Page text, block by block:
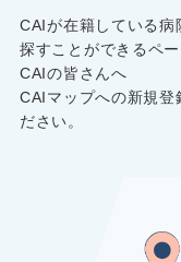
CAIの方へ
CAIが在籍している病
探すことができるペー
CAIの皆さんへ
CAIマップへの新規登
ださい。